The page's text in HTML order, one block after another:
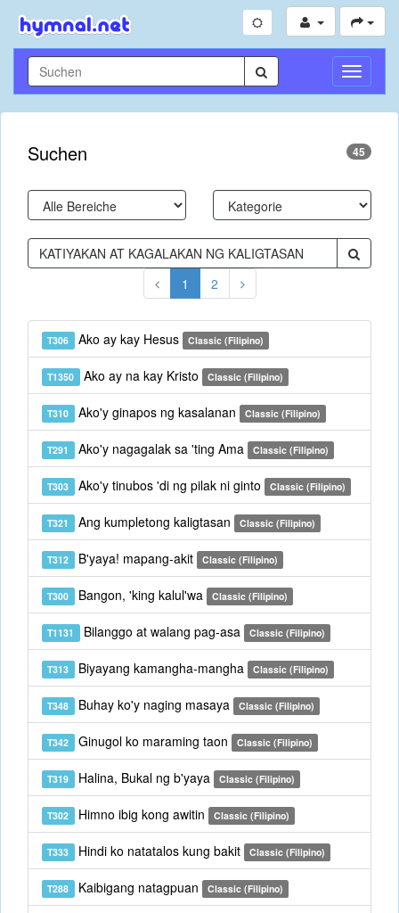
Suchen 45
1 2
T306 Ako ay kay Hesus Classic (Filipino)
T1350 Ako ay na kay Kristo Classic (Filipino)
T310 Ako'y ginapos ng kasalanan Classic (Filipino)
T291 Ako'y nagagalak sa 'ting Ama Classic (Filipino)
T303 Ako'y tinubos 'di ng pilak ni ginto Classic (Filipino)
T321 Ang kumpletong kaligtasan Classic (Filipino)
T312 B'yaya! mapang-akit Classic (Filipino)
T300 Bangon, 'king kalul'wa Classic (Filipino)
T1131 Bilanggo at walang pag-asa Classic (Filipino)
T313 Biyayang kamangha-mangha Classic (Filipino)
T348 Buhay ko'y naging masaya Classic (Filipino)
T342 Ginugol ko maraming taon Classic (Filipino)
T319 Halina, Bukal ng b'yaya Classic (Filipino)
T302 Himno ibig kong awitin Classic (Filipino)
T333 Hindi ko natatalos kung bakit Classic (Filipino)
T288 Kaibigang natagpuan Classic (Filipino)